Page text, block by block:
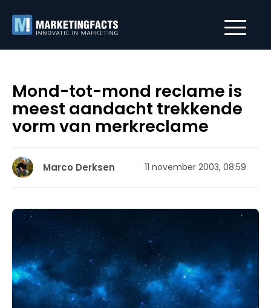
Mond-tot-mond reclame is
meest aandacht trekkende
vorm van merkreclame
Marco Derksen 11 november 2003, 08:59